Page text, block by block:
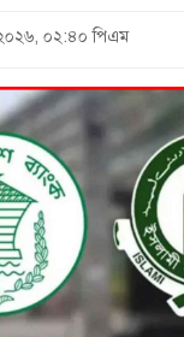
০২:৪০ পিএম